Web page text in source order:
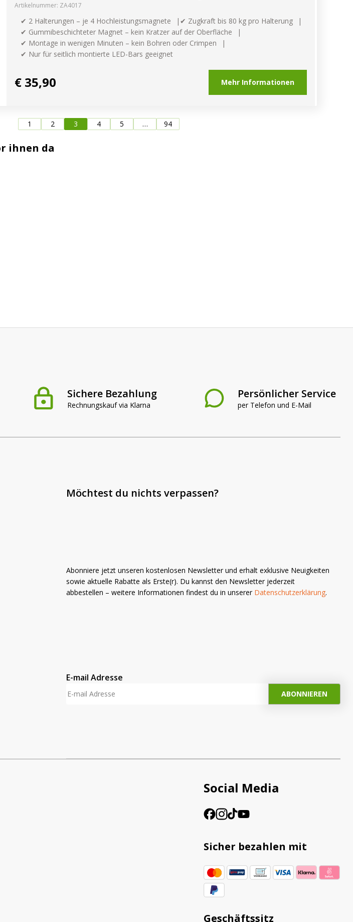
Artikelnummer: ZA4017
✔ 2 Halterungen – je 4 Hochleistungsmagnete
✔ Zugkraft bis 80 kg pro Halterung
✔ Gummibeschichteter Magnet – kein Kratzer auf der Oberfläche
✔ Montage in wenigen Minuten – kein Bohren oder Crimpen
✔ Nur für seitlich montierte LED-Bars geeignet
€ 35,90 Mehr Informationen
1 2 3 4 5 … 94
ihnen da
Sichere Bezahlung
Rechnungskauf via Klarna
Persönlicher Service
per Telefon und E-Mail
Möchtest du nichts verpassen?
Abonniere jetzt unseren kostenlosen Newsletter und erhalt exklusive Neuigkeiten
sowie aktuelle Rabatte als Erste(r). Du kannst den Newsletter jederzeit
abbestellen – weitere Informationen findest du in unserer Datenschutzerklärung.
E-mail Adresse
Social Media
Sicher bezahlen mit
Geschäftssitz